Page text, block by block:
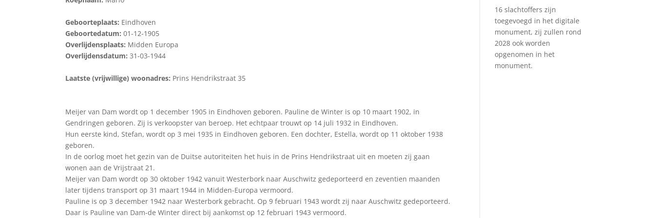
Geboorteplaats: Eindhoven
Geboortedatum:01-12-1905
Overlijdensplaats: Midden Europa
Overlijdensdatum:31-03-1944
Laatste (vrijwillige) woonadres: Prins Hendrikstraat 35
Meijer van Dam wordt op 1 december 1905 in Eindhoven geboren. Pauline de Winter is op 10 maart 1902, in
Gendringen geboren. Zij is verkoopster van beroep. Het echtpaar trouwt op 14 juli 1932 in Eindhoven.
Hun eerste kind, Stefan, wordt op 3 mei 1935 in Eindhoven geboren. Een dochter, Estella, wordt op 11 oktober 1938
geboren.
In de oorlog moet het gezin van de Duitse autoriteiten het huis in de Prins Hendrikstraat uit en moeten zij gaan
wonen aan de Vrijstraat 21.
Meijer van Dam wordt op 30 oktober 1942 vanuit Westerbork naar Auschwitz gedeporteerd en zeventien maanden
later tijdens transport op 31 maart 1944 in Midden-Europa vermoord.
Pauline is op 3 december 1942 naar Westerbork gebracht. Op 9 februari 1943 wordt zij naar Auschwitz gedeporteerd.
Daar is Pauline van Dam-de Winter direct bij aankomst op 12 februari 1943 vermoord.
16 slachtoffers zijn
toegevoegd in het digitale
monument, zij zullen rond
2028 ook worden
opgenomen in het
monument.